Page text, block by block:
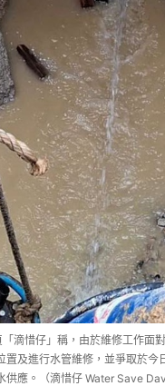
滴惜仔」稱，由於維修工作面
置及進行水管維修，並爭取於
供應。（滴惜仔 Water Save